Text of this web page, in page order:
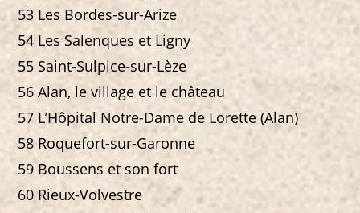
53 Les Bordes-sur-Arize
54 Les Salenques et Ligny
55 Saint-Sulpice-sur-Lèze
56 Alan, le village et le château
57 L’Hôpital Notre-Dame de Lorette (Alan)
58 Roquefort-sur-Garonne
59 Boussens et son fort
60 Rieux-Volvestre